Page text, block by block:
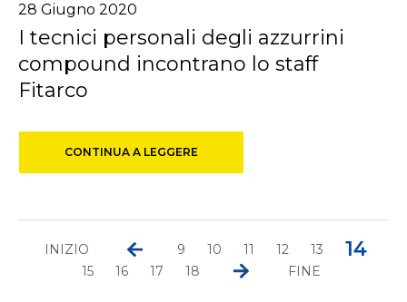
28 Giugno 2020
I tecnici personali degli azzurrini
compound incontrano lo staff
Fitarco
CONTINUA A LEGGERE
INIZIO 9 10 11 12 13 14
15 16 17 18 FINE